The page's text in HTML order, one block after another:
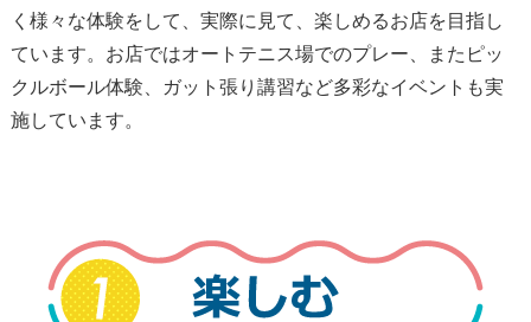
く様々な体験をして、実際に見て、楽しめるお店を目指し
ています。お店ではオートテニス場でのプレー、またピッ
クルボール体験、ガット張り講習など多彩なイベントも実
施しています。